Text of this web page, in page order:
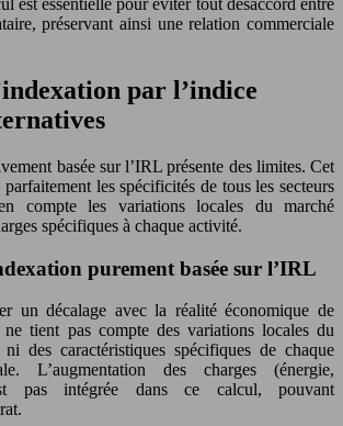
est essentielle pour éviter tout désaccord entre
préservant ainsi une relation commerciale
par l’indice
basée sur l’IRL présente des limites. Cet
les spécificités de tous les secteurs
compte les variations locales du marché
spécifiques à chaque activité.
purement basée sur l’IRL
un décalage avec la réalité économique de
ne tient pas compte des variations locales du
des caractéristiques spécifiques de chaque
L’augmentation des charges (énergie,
pas intégrée dans ce calcul, pouvant